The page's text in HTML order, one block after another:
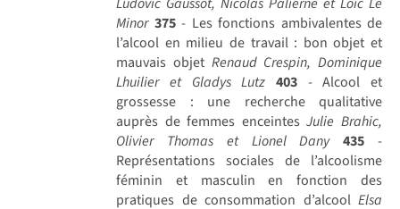
Minor 375- Les fonctions ambivalentes de
l’alcool en milieu de travail : bon objet et
mauvais objet Renaud Crespin, Dominique
Lhuilier et Gladys Lutz 403- Alcool et
grossesse : une recherche qualitative
auprès de femmes enceintesJulie Brahic,
Olivier Thomas et Lionel Dany
435 -
Représentations sociales de l’alcoolisme
féminin et masculin en fonction des
pratiques de consommation d’alcool Elsa